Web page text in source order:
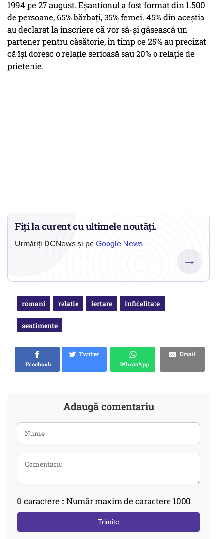
1994 pe 27 august. Eșantionul a fost format din 1.500
de persoane, 65% bărbați, 35% femei. 45% din aceștia
au declarat la înscriere că vor să-și găsească un
partener pentru căsătorie, în timp ce 25% au precizat
că își doresc o relație serioasă sau 20% o relație de
prietenie.
Fiți la curent cu ultimele noutăți.
Urmăriți DCNews și pe Google News
→
romani relatie iertare infidelitate
sentimente
Facebook
Twitter
WhatsApp
Email
Adaugă comentariu
0 caractere :: Număr maxim de caractere 1000
Trimite